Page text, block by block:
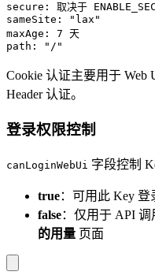
secure : 取决于
sameSite :
"lax"
maxAge : 7 天
path : "/"
Cookie 认证主要用于
Header 认证。
登录权限控制
canLoginWebUi 字段控制
true：可用此 Key
false：仅用于 API
的用量 页面